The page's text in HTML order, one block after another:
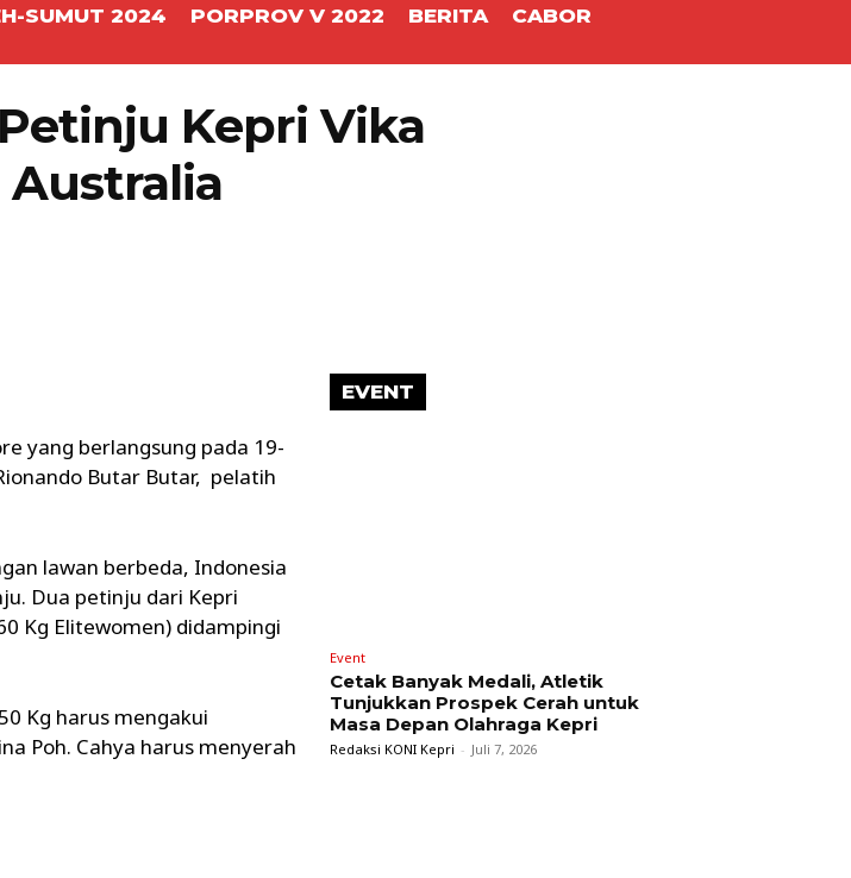
SUMUT 2024 PORPROV V 2022 BERITA
CABOR
Kepri Vika
yang berlangsung pada 19-
Butar Butar, pelatih
lawan berbeda, Indonesia
Dua petinju dari Kepri
Kg Elitewomen) didampingi
Kg harus mengakui
Poh. Cahya harus menyerah
EVENT
Event
Cetak Banyak Medali, Atletik
Tunjukkan Prospek Cerah untuk
Masa Depan Olahraga Kepri
Redaksi KONI Kepri - Juli 7, 2026